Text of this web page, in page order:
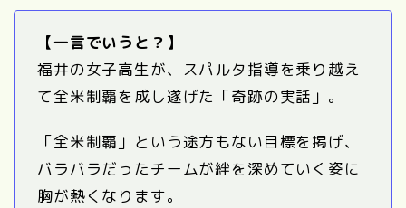
【一言でいうと？】
福井の女子高生が、スパルタ指導を乗り越え
て全米制覇を成し遂げた「奇跡の実話」。
「全米制覇」という途方もない目標を掲げ、
バラバラだったチームが絆を深めていく姿に
胸が熱くなります。